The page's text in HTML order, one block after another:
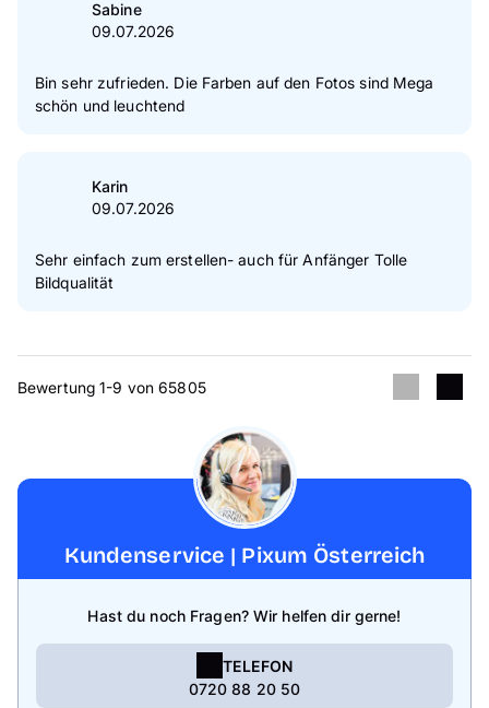
Sabine
09.07.2026
Bin sehr zufrieden. Die Farben auf den Fotos sind Mega
schön und leuchtend
Karin
09.07.2026
Sehr einfach zum erstellen- auch für Anfänger Tolle
Bildqualität
Bewertung 1-9 von 65805
Kundenservice | Pixum Österreich
Hast du noch Fragen? Wir helfen dir gerne!
TELEFON
0720 88 20 50